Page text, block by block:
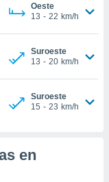
Oeste
13 - 22 km/h
Suroeste
13 - 20 km/h
Suroeste
15 - 23 km/h
en